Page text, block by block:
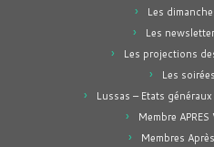
Les
Les
Les projections
Les
Lussas – Etats
Membre
Membres